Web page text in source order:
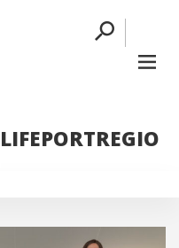
LIFEPORTREGIO